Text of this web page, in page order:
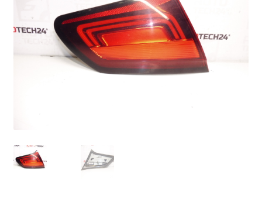
Maailmanlaajuinen toimitus
Tarkista